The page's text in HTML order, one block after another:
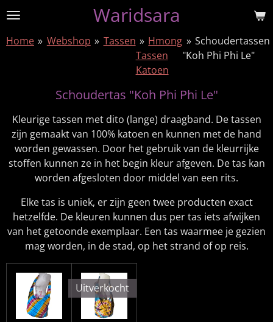
Ga
naar
Waridsara
Home » Webshop » Tassen » Hmong
Tassen
Katoen
» Schoudertassen
"Koh Phi Phi Le"
Schoudertas "Koh Phi Phi Le"
Kleurige tassen met dito (lange) draagband. De tassen
zijn gemaakt van 100% katoen en kunnen met de hand
worden gewassen. Door het gebruik van de kleurrijke
stoffen kunnen ze in het begin kleur afgeven. De tas kan
worden afgesloten door middel van een rits.
Elke tas is uniek, er zijn geen twee producten exact
hetzelfde. De kleuren kunnen dus per tas iets afwijken
van het getoonde exemplaar. Een tas waarmee je gezien
mag worden, in de stad, op het strand of op reis.
Uitverkocht